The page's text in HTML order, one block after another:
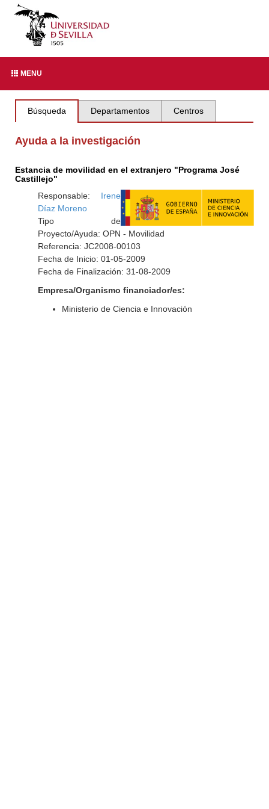
MENU
Búsqueda Departamentos Centros
Ayuda a la investigación
Estancia de movilidad en el extranjero "Programa José
Castillejo"
Responsable: Irene
Díaz Moreno
Tipo de
Proyecto/Ayuda: OPN - Movilidad
Referencia: JC2008-00103
Fecha de Inicio: 01-05-2009
Fecha de Finalización: 31-08-2009
Empresa/Organismo financiador/es:
Ministerio de Ciencia e Innovación